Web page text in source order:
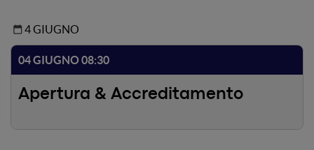
4 GIUGNO
04 GIUGNO 08:30
Apertura & Accreditamento